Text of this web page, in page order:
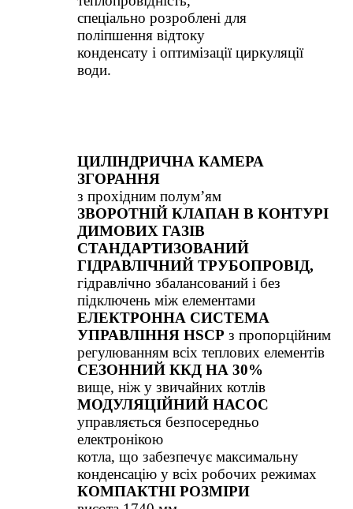
спеціально розроблені для
поліпшення відтоку
конденсату і оптимізації циркуляції
води.
ЦИЛІНДРИЧНА КАМЕРА
ЗГОРАННЯ
з прохідним полум’ям
ЗВОРОТНІЙ КЛАПАН В КОНТУРІ
ДИМОВИХ ГАЗІВ
СТАНДАРТИЗОВАНИЙ
ГІДРАВЛІЧНИЙ ТРУБОПРОВІД,
гідравлічно збалансований і без
підключень між елементами
ЕЛЕКТРОННА СИСТЕМА
УПРАВЛІННЯ HSCP з пропорційним
регулюванням всіх теплових елементів
СЕЗОННИЙ ККД НА 30%
вище, ніж у звичайних котлів
МОДУЛЯЦІЙНИЙ НАСОС
управляється безпосередньо
електронікою
котла, що забезпечує максимальну
конденсацію у всіх робочих режимах
КОМПАКТНІ РОЗМІРИ